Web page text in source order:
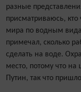
разные
присматриваюсь, кто
мира по водным
примечал, сколько
сделать на воде.
место, потому что
Путин, так что